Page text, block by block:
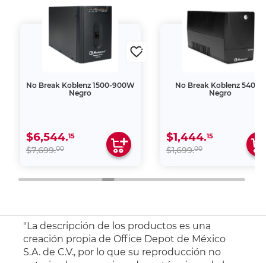
No Break Koblenz 1500-900W
Negro
$6,544.15
$7,699.00
No Break Koblenz 540VA
Negro
$1,444.15
$1,699.00
"La descripción de los productos es una
creación propia de Office Depot de México
S.A. de C.V., por lo que su reproducción no